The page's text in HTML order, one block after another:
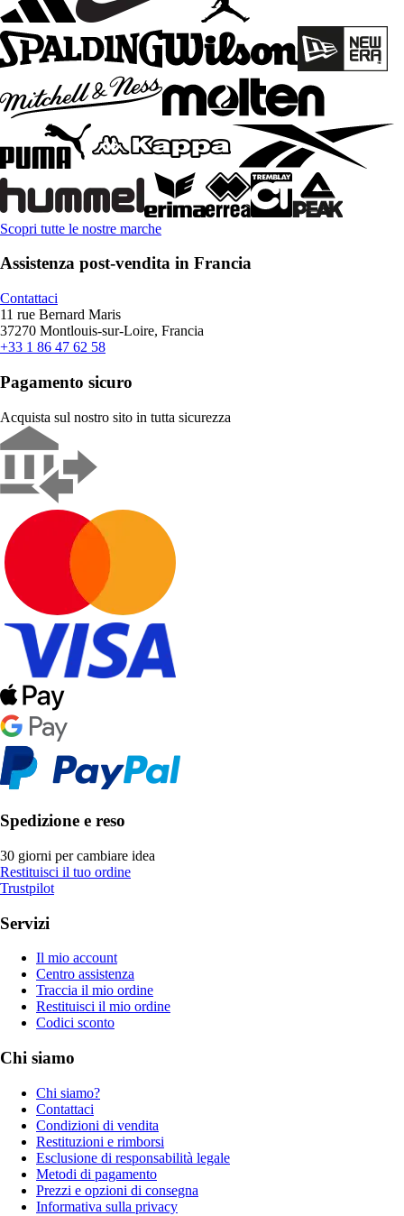
Scopri tutte le nostre marche
Assistenza post-vendita in Francia
Contattaci
11 rue Bernard Maris
37270 Montlouis-sur-Loire, Francia
+33 1 86 47 62 58
Pagamento sicuro
Acquista sul nostro sito in tutta sicurezza
Spedizione e reso
30 giorni per cambiare idea
Restituisci il tuo ordine
Trustpilot
Servizi
Il mio account
Centro assistenza
Traccia il mio ordine
Restituisci il mio ordine
Codici sconto
Chi siamo
Chi siamo?
Contattaci
Condizioni di vendita
Restituzioni e rimborsi
Esclusione di responsabilità legale
Metodi di pagamento
Prezzi e opzioni di consegna
Informativa sulla privacy